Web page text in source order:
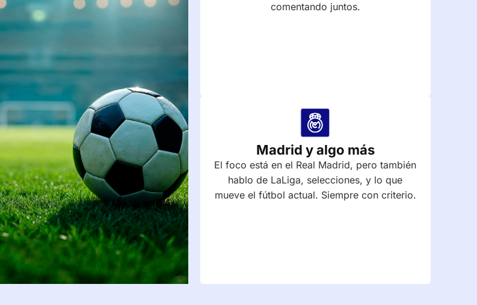
comentando juntos.
Madrid y algo más
El foco está en el Real Madrid, pero también
hablo de LaLiga, selecciones, y lo que
mueve el fútbol actual. Siempre con criterio.